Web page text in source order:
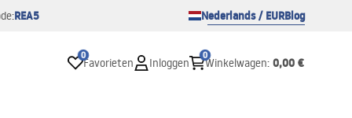
REA5 Nederlands / EURBlog
0
Favorieten Inloggen
0
Winkelwagen: 0,00 €